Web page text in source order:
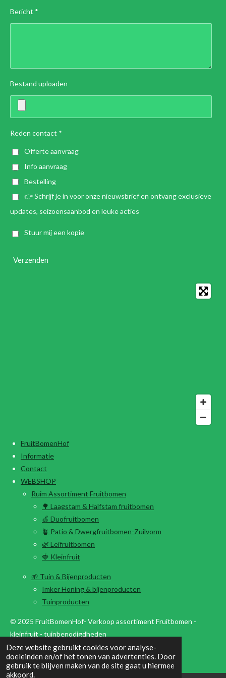
Deze website gebruikt cookies voor analyse-
doeleinden en/of het tonen van advertenties. Door
gebruik te blijven maken van de site gaat u hiermee
akkoord.
Bericht *
Bestand uploaden
Reden contact *
Offerte aanvraag
Info aanvraag
Bestelling
👉 Schrijf je in voor onze nieuwsbrief en ontvang exclusieve
updates, seizoensaanbod en leuke acties
Stuur mij een kopie
Verzenden
FruitBomenHof
Informatie
Contact
WEBSHOP
Ruim Assortiment Fruitbomen
🌳 Laagstam & Halfstam fruitbomen
🍏 Duofruitbomen
🪴 Patio & Dwergfruitbomen-Zuilvorm
🌿 Leifruitbomen
🍓 Kleinfruit
🌱 Tuin & Bijenproducten
Imker Honing & bijenproducten
Tuinproducten
© 2025 FruitBomenHof- Verkoop assortiment Fruitbomen -
kleinfruit - tuinbenodigdheden
Powered byJouwWeb